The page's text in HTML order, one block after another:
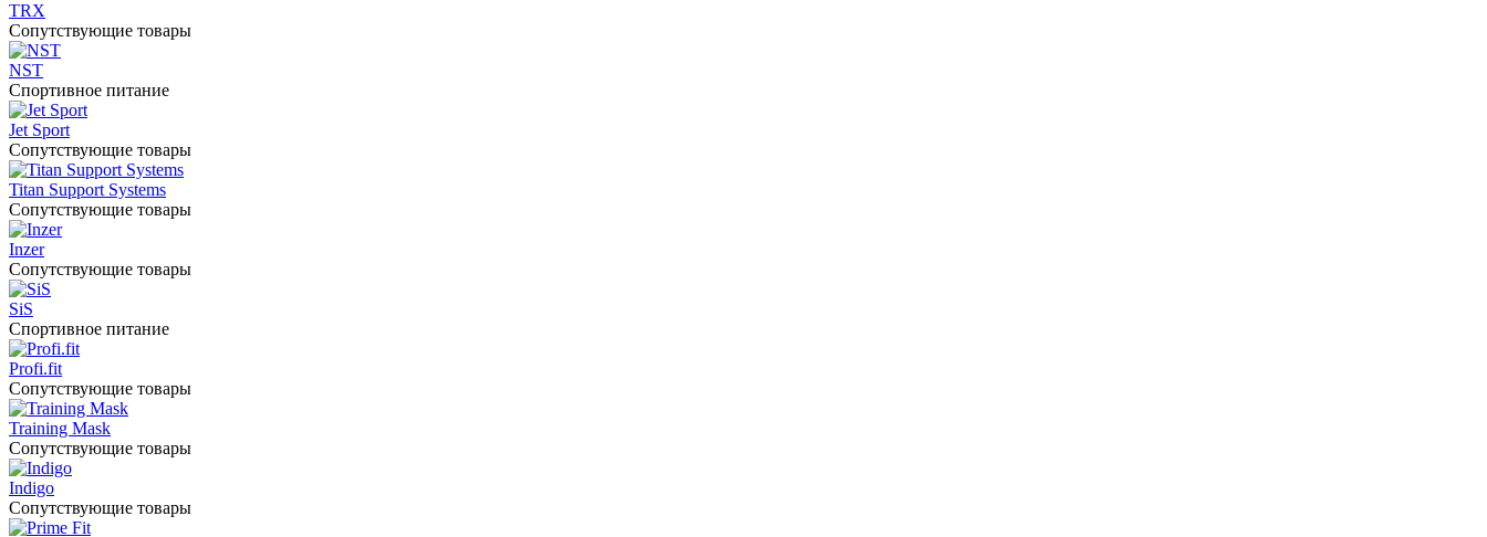
TRX
Сопутствующие товары
NST
Спортивное питание
Jet Sport
Сопутствующие товары
Titan Support Systems
Сопутствующие товары
Inzer
Сопутствующие товары
SiS
Спортивное питание
Profi.fit
Сопутствующие товары
Training Mask
Сопутствующие товары
Indigo
Сопутствующие товары